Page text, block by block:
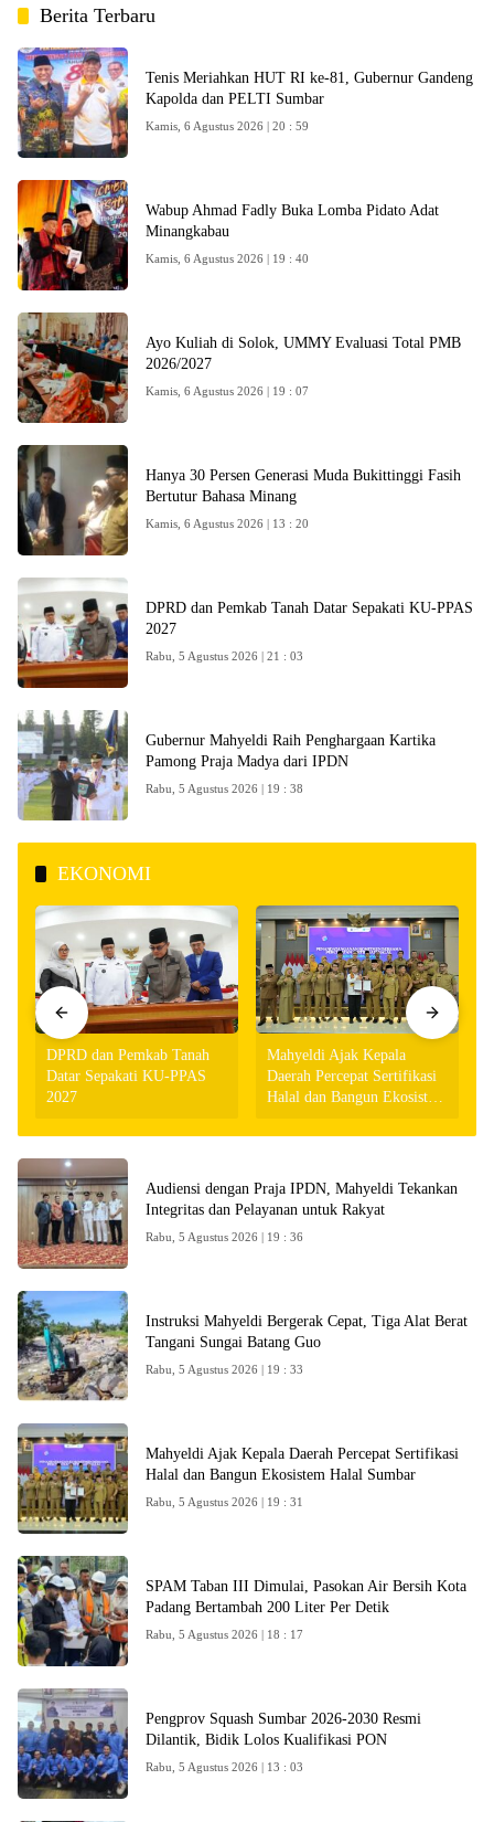
Berita Terbaru
Tenis Meriahkan HUT RI ke-81, Gubernur Gandeng
Kapolda dan PELTI Sumbar
Kamis, 6 Agustus 2026 | 20 : 59
Wabup Ahmad Fadly Buka Lomba Pidato Adat
Minangkabau
Kamis, 6 Agustus 2026 | 19 : 40
Ayo Kuliah di Solok, UMMY Evaluasi Total PMB
2026/2027
Kamis, 6 Agustus 2026 | 19 : 07
Metrokini.com
Hanya 30 Persen Generasi Muda Bukittinggi Fasih
Bertutur Bahasa Minang
Kamis, 6 Agustus 2026 | 13 : 20
DPRD dan Pemkab Tanah Datar Sepakati KU-PPAS
2027
Rabu, 5 Agustus 2026 | 21 : 03
Gubernur Mahyeldi Raih Penghargaan Kartika
Pamong Praja Madya dari IPDN
Rabu, 5 Agustus 2026 | 19 : 38
EKONOMI
DPRD dan Pemkab Tanah
Datar Sepakati KU-PPAS
2027
Mahyeldi Ajak Kepala
Daerah Percepat Sertifikasi
Halal dan Bangun Ekosistem
Audiensi dengan Praja IPDN, Mahyeldi Tekankan
Integritas dan Pelayanan untuk Rakyat
Rabu, 5 Agustus 2026 | 19 : 36
Instruksi Mahyeldi Bergerak Cepat, Tiga Alat Berat
Tangani Sungai Batang Guo
Rabu, 5 Agustus 2026 | 19 : 33
Mahyeldi Ajak Kepala Daerah Percepat Sertifikasi
Halal dan Bangun Ekosistem Halal Sumbar
Rabu, 5 Agustus 2026 | 19 : 31
SPAM Taban III Dimulai, Pasokan Air Bersih Kota
Padang Bertambah 200 Liter Per Detik
Rabu, 5 Agustus 2026 | 18 : 17
Pengprov Squash Sumbar 2026-2030 Resmi
Dilantik, Bidik Lolos Kualifikasi PON
Rabu, 5 Agustus 2026 | 13 : 03